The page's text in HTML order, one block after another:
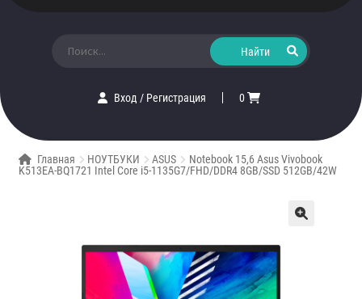
Вход/ Регистрация 0
Главная НОУТБУКИ ASUS
Notebook 15,6 Asus Vivobook
K513EA-BQ1721 Intel Core i5-1135G7/FHD/DDR4 8GB/SSD 512GB/42W